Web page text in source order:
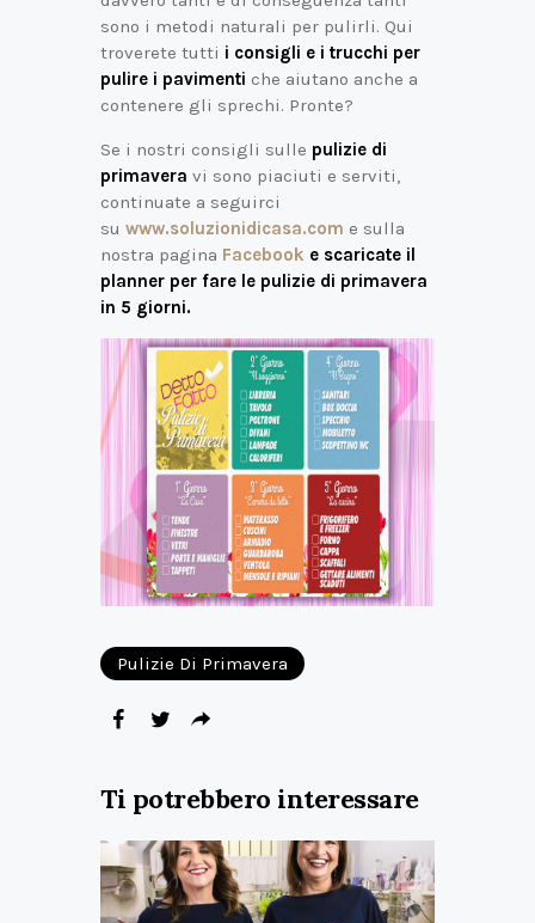
sono i metodi naturali per pulirli. Qui
troverete tutti i consigli e i trucchi per
pulire i pavimenti che aiutano anche a
contenere gli sprechi. Pronte?
Se i nostri consigli sulle pulizie di
primavera vi sono piaciuti e serviti,
continuate a seguirci
su www.soluzionidicasa.com e sulla
nostra pagina Facebook e scaricate il
planner per fare le pulizie di primavera
in 5 giorni.
Pulizie Di Primavera
Ti potrebbero interessare